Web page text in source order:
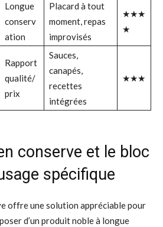
Longue
conserv
ation
Placard à tout
moment, repas
improvisés
★★★
★
Rapport
qualité/
prix
Sauces,
canapés,
recettes
intégrées
★★★
conserve et le bloc
spécifique
offre une solution appréciable pour
d’un produit noble à longue